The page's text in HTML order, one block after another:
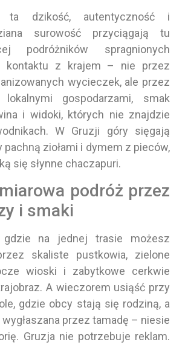
ta dzikość, autentyczność i
surowość przyciągają tu
podróżników spragnionych
kontaktu z krajem – nie przez
wycieczek, ale przez
gospodarzami, smak
i widoki, których nie znajdzie
W Gruzji góry sięgają
pachną ziołami i dymem z pieców,
się słynne chaczapuri.
podróż przez
i smaki
gdzie na jednej trasie możesz
skaliste pustkowia, zielone
wioski i zabytkowe cerkwie
A wieczorem usiąść przy
gdzie obcy stają się rodziną, a
przez tamadę – niesie
Gruzja nie potrzebuje reklam.